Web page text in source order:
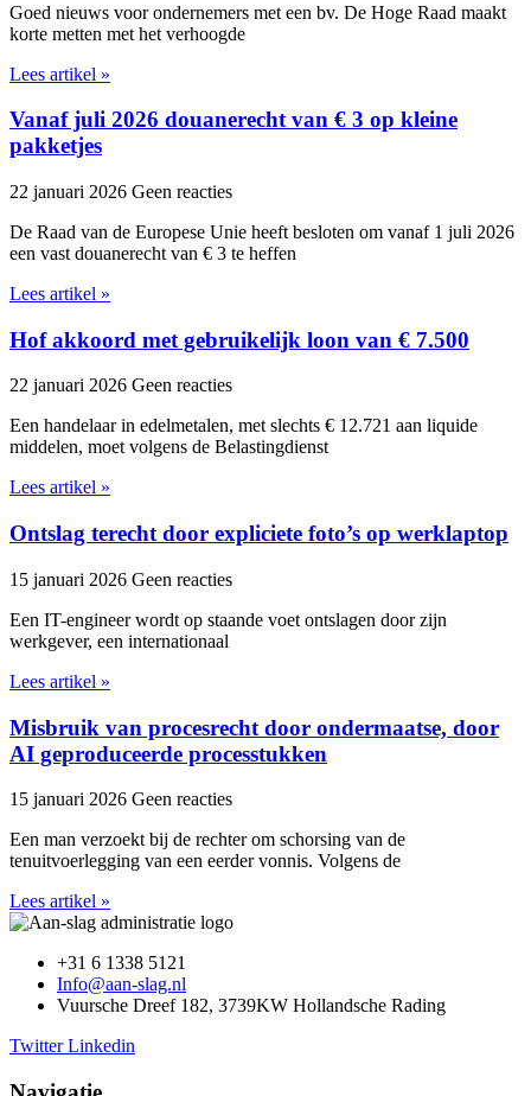
Goed nieuws voor ondernemers met een bv. De Hoge Raad maakt
korte metten met het verhoogde
Lees artikel »
Vanaf juli 2026 douanerecht van € 3 op kleine
pakketjes
22 januari 2026 Geen reacties
De Raad van de Europese Unie heeft besloten om vanaf 1 juli 2026
een vast douanerecht van € 3 te heffen
Lees artikel »
Hof akkoord met gebruikelijk loon van € 7.500
22 januari 2026 Geen reacties
Een handelaar in edelmetalen, met slechts € 12.721 aan liquide
middelen, moet volgens de Belastingdienst
Lees artikel »
Ontslag terecht door expliciete foto’s op werklaptop
15 januari 2026 Geen reacties
Een IT-engineer wordt op staande voet ontslagen door zijn
werkgever, een internationaal
Lees artikel »
Misbruik van procesrecht door ondermaatse, door
AI geproduceerde processtukken
15 januari 2026 Geen reacties
Een man verzoekt bij de rechter om schorsing van de
tenuitvoerlegging van een eerder vonnis. Volgens de
Lees artikel »
+31 6 1338 5121
Info@aan-slag.nl
Vuursche Dreef 182, 3739KW Hollandsche Rading
Twitter Linkedin